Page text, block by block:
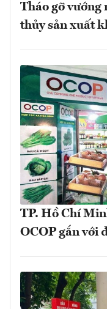
Tháo gỡ vướng
thủy sản xuất
TP. Hồ Chí
OCOP gắn với